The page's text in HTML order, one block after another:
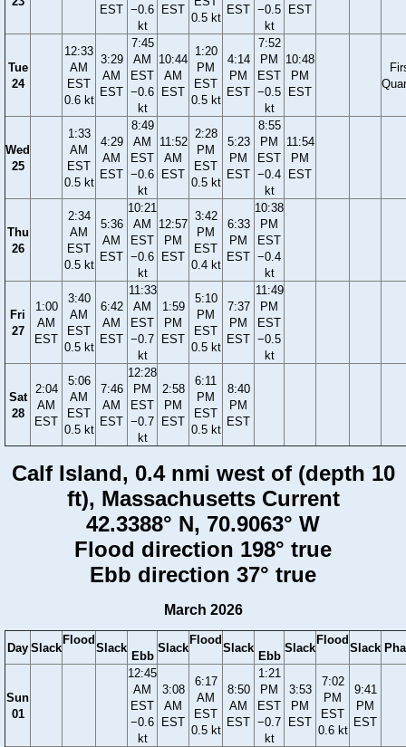
EST −0.6
kt
EST
0.5 kt
EST −0.5
kt
EST
Tue
24
12:33
AM
EST
0.6 kt
3:29
AM
EST
7:45
AM
EST
−0.6
kt
10:44
AM
EST
1:20
PM
EST
0.5 kt
4:14
PM
EST
7:52
PM
EST
−0.5
kt
10:48
PM
EST
Wed
25
1:33
AM
EST
0.5 kt
4:29
AM
EST
8:49
AM
EST
−0.6
kt
11:52
AM
EST
2:28
PM
EST
0.5 kt
5:23
PM
EST
8:55
PM
EST
−0.4
kt
11:54
PM
EST
Thu
26
2:34
AM
EST
0.5 kt
5:36
AM
EST
10:21
AM
EST
−0.6
kt
12:57
PM
EST
3:42
PM
EST
0.4 kt
6:33
PM
EST
10:38
PM
EST
−0.4
kt
Fri
27
1:00
AM
EST
3:40
AM
EST
0.5 kt
6:42
AM
EST
11:33
AM
EST
−0.7
kt
1:59
PM
EST
5:10
PM
EST
0.5 kt
7:37
PM
EST
11:49
PM
EST
−0.5
kt
Sat
28
2:04
AM
EST
5:06
AM
EST
0.5 kt
7:46
AM
EST
12:28
PM
EST
−0.7
kt
2:58
PM
EST
6:11
PM
EST
0.5 kt
8:40
PM
EST
Calf Island, 0.4 nmi west of (depth 10
ft), Massachusetts Current
42.3388° N, 70.9063° W
Flood direction 198° true
Ebb direction 37° true
March 2026
Day Slack
Flood
Slack
Ebb
Slack
Flood
Slack
Ebb
Slack
Flood
Slack
Sun
01
12:45
AM
EST
−0.6
kt
3:08
AM
EST
6:17
AM
EST
0.5 kt
8:50
AM
EST
1:21
PM
EST
−0.7
kt
3:53
PM
EST
7:02
PM
EST
0.6 kt
9:41
PM
EST